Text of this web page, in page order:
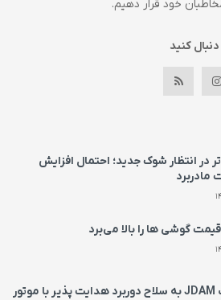
خود قرار دهیم.
کنید
در انتظار شوک جدید؛ احتمال افزایش
قیمت‌ گوشی ها را بالا می‌برد
تبدیل بمب JDAM به سلاح دوربرد هدایت پذیر با موتور